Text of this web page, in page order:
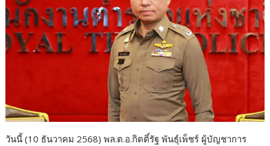
วันนี้ (10 ธันวาคม 2568) พล.ต.อ.กิตติ์รัฐ พันธุ์เพ็ชร์ ผู้บัญชาการ